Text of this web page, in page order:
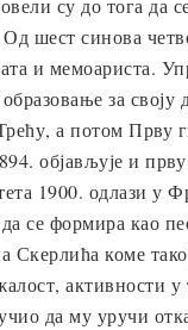
су до тога да
шест синова
и мемоариста.
за своју
а потом Прву
објављује и
1900. одлази у
се формира као
Скерлића коме
активности у
да му уручи